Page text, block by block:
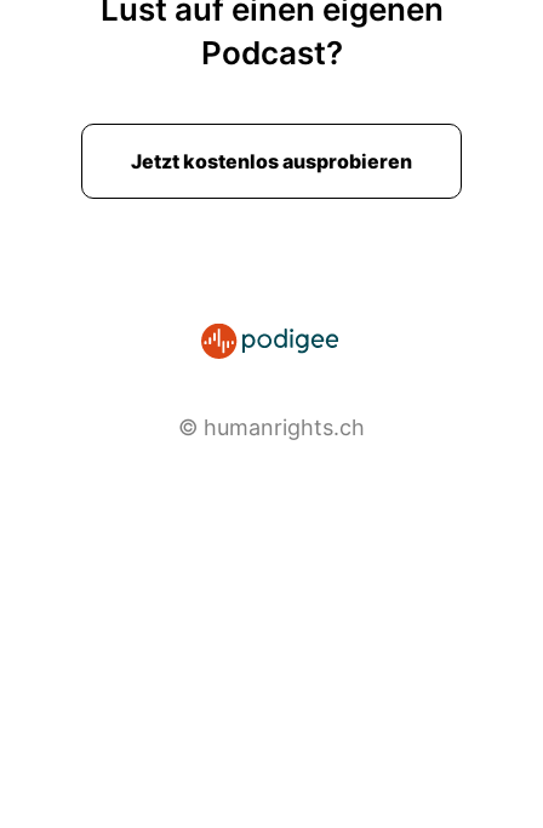
Lust auf einen eigenen
Podcast?
Jetzt kostenlos ausprobieren
© humanrights.ch